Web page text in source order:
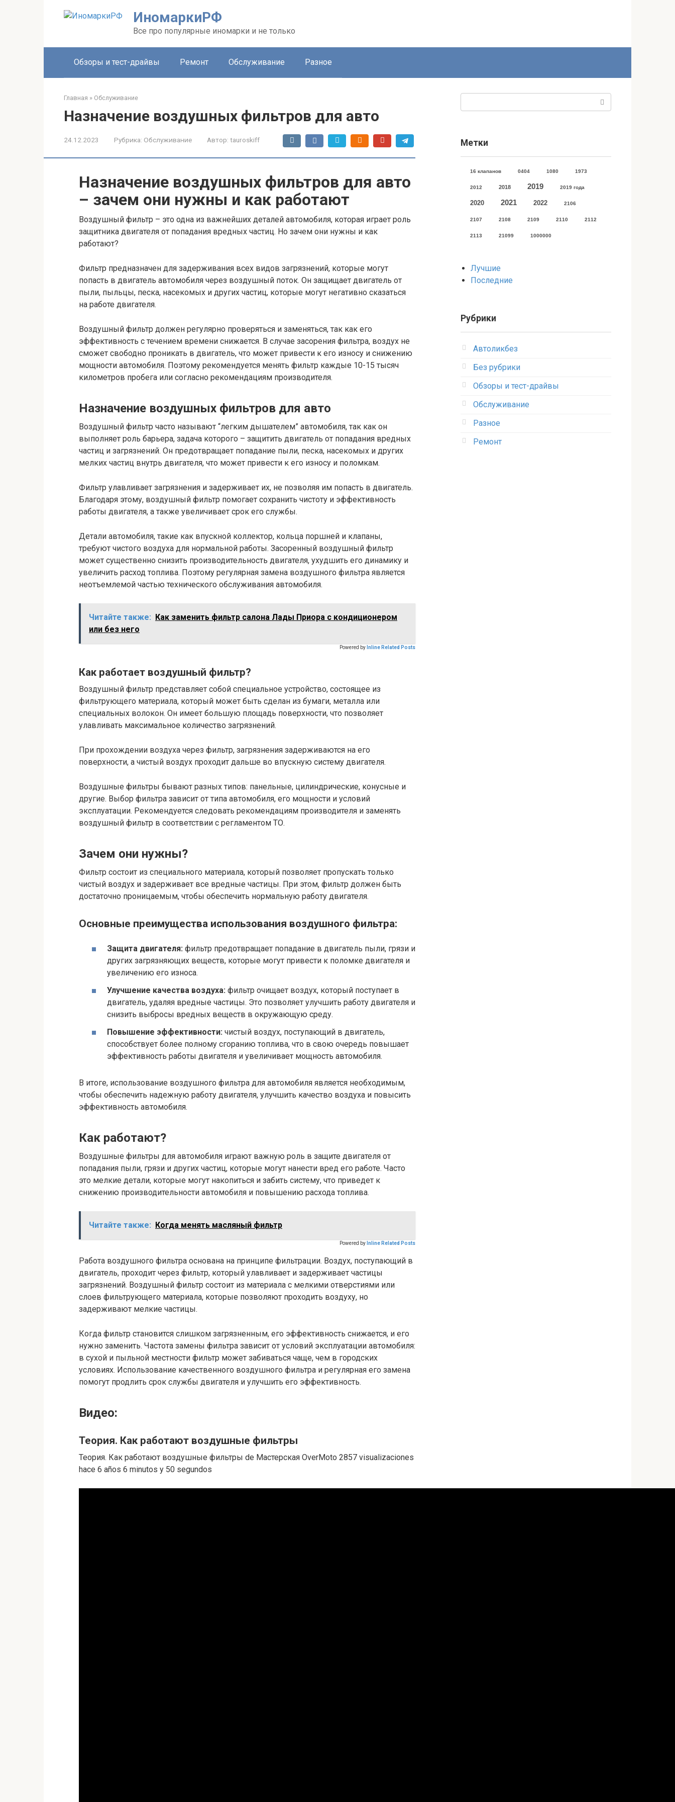
ИномаркиРФ
Все про популярные иномарки и не только
Обзоры и тест-драйвы Ремонт Обслуживание Разное
Главная » Обслуживание
Назначение воздушных фильтров для авто
24.12.2023 Рубрика: Обслуживание Автор: tauroskiff
Назначение воздушных фильтров для авто
– зачем они нужны и как работают
Воздушный фильтр – это одна из важнейших деталей автомобиля, которая играет роль
защитника двигателя от попадания вредных частиц. Но зачем они нужны и как
работают?
Фильтр предназначен для задерживания всех видов загрязнений, которые могут
попасть в двигатель автомобиля через воздушный поток. Он защищает двигатель от
пыли, пыльцы, песка, насекомых и других частиц, которые могут негативно сказаться
на работе двигателя.
Воздушный фильтр должен регулярно проверяться и заменяться, так как его
эффективность с течением времени снижается. В случае засорения фильтра, воздух не
сможет свободно проникать в двигатель, что может привести к его износу и снижению
мощности автомобиля. Поэтому рекомендуется менять фильтр каждые 10-15 тысяч
километров пробега или согласно рекомендациям производителя.
Назначение воздушных фильтров для авто
Воздушный фильтр часто называют “легким дышателем” автомобиля, так как он
выполняет роль барьера, задача которого – защитить двигатель от попадания вредных
частиц и загрязнений. Он предотвращает попадание пыли, песка, насекомых и других
мелких частиц внутрь двигателя, что может привести к его износу и поломкам.
Фильтр улавливает загрязнения и задерживает их, не позволяя им попасть в двигатель.
Благодаря этому, воздушный фильтр помогает сохранить чистоту и эффективность
работы двигателя, а также увеличивает срок его службы.
Детали автомобиля, такие как впускной коллектор, кольца поршней и клапаны,
требуют чистого воздуха для нормальной работы. Засоренный воздушный фильтр
может существенно снизить производительность двигателя, ухудшить его динамику и
увеличить расход топлива. Поэтому регулярная замена воздушного фильтра является
неотъемлемой частью технического обслуживания автомобиля.
Читайте также: Как заменить фильтр салона Лады Приора с кондиционером
или без него
Powered by Inline Related Posts
Как работает воздушный фильтр?
Воздушный фильтр представляет собой специальное устройство, состоящее из
фильтрующего материала, который может быть сделан из бумаги, металла или
специальных волокон. Он имеет большую площадь поверхности, что позволяет
улавливать максимальное количество загрязнений.
При прохождении воздуха через фильтр, загрязнения задерживаются на его
поверхности, а чистый воздух проходит дальше во впускную систему двигателя.
Воздушные фильтры бывают разных типов: панельные, цилиндрические, конусные и
другие. Выбор фильтра зависит от типа автомобиля, его мощности и условий
эксплуатации. Рекомендуется следовать рекомендациям производителя и заменять
воздушный фильтр в соответствии с регламентом ТО.
Зачем они нужны?
Фильтр состоит из специального материала, который позволяет пропускать только
чистый воздух и задерживает все вредные частицы. При этом, фильтр должен быть
достаточно проницаемым, чтобы обеспечить нормальную работу двигателя.
Основные преимущества использования воздушного фильтра:
Защита двигателя: фильтр предотвращает попадание в двигатель пыли, грязи и
других загрязняющих веществ, которые могут привести к поломке двигателя и
увеличению его износа.
Улучшение качества воздуха: фильтр очищает воздух, который поступает в
двигатель, удаляя вредные частицы. Это позволяет улучшить работу двигателя и
снизить выбросы вредных веществ в окружающую среду.
Повышение эффективности: чистый воздух, поступающий в двигатель,
способствует более полному сгоранию топлива, что в свою очередь повышает
эффективность работы двигателя и увеличивает мощность автомобиля.
В итоге, использование воздушного фильтра для автомобиля является необходимым,
чтобы обеспечить надежную работу двигателя, улучшить качество воздуха и повысить
эффективность автомобиля.
Как работают?
Воздушные фильтры для автомобиля играют важную роль в защите двигателя от
попадания пыли, грязи и других частиц, которые могут нанести вред его работе. Часто
это мелкие детали, которые могут накопиться и забить систему, что приведет к
снижению производительности автомобиля и повышению расхода топлива.
Читайте также: Когда менять масляный фильтр
Powered by Inline Related Posts
Работа воздушного фильтра основана на принципе фильтрации. Воздух, поступающий в
двигатель, проходит через фильтр, который улавливает и задерживает частицы
загрязнений. Воздушный фильтр состоит из материала с мелкими отверстиями или
слоев фильтрующего материала, которые позволяют проходить воздуху, но
задерживают мелкие частицы.
Когда фильтр становится слишком загрязненным, его эффективность снижается, и его
нужно заменить. Частота замены фильтра зависит от условий эксплуатации автомобиля:
в сухой и пыльной местности фильтр может забиваться чаще, чем в городских
условиях. Использование качественного воздушного фильтра и регулярная его замена
помогут продлить срок службы двигателя и улучшить его эффективность.
Видео:
Теория. Как работают воздушные фильтры
Теория. Как работают воздушные фильтры de Мастерская OverMoto 2857 visualizaciones
hace 6 años 6 minutos y 50 segundos
Метки
16 клапанов 0404 1080 1973
2012 2018 2019 2019 года
2020 2021 2022 2106
2107 2108 2109 2110 2112
2113 21099 1000000
Лучшие
Последние
Рубрики
Автоликбез
Без рубрики
Обзоры и тест-драйвы
Обслуживание
Разное
Ремонт